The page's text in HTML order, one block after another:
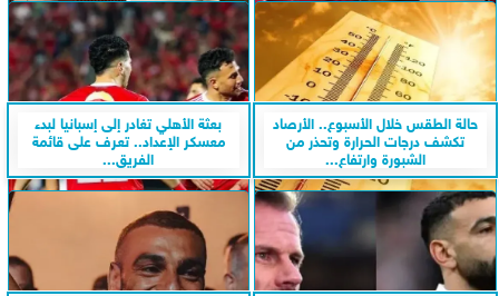
حالة الطقس خلال الأسبوع.. الأرصاد
تكشف درجات الحرارة وتحذر من
الشبورة وارتفاع...
بعثة الأهلي تغادر إلى إسبانيا لبدء
معسكر الإعداد.. تعرف على قائمة
الفريق...